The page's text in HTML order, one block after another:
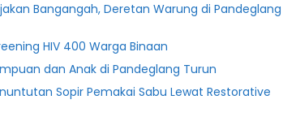
Bangangah, Deretan Warung di Pandeglang
HIV 400 Warga Binaan
dan Anak di Pandeglang Turun
Sopir Pemakai Sabu Lewat Restorative